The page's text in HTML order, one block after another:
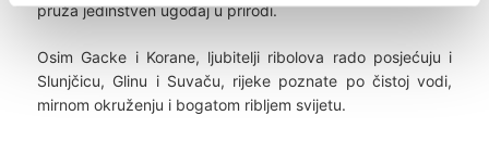
pruža jedinstven ugođaj u prirodi.
Osim Gacke i Korane, ljubitelji ribolova rado posjećuju i
Slunjčicu, Glinu i Suvaču, rijeke poznate po čistoj vodi,
mirnom okruženju i bogatom ribljem svijetu.